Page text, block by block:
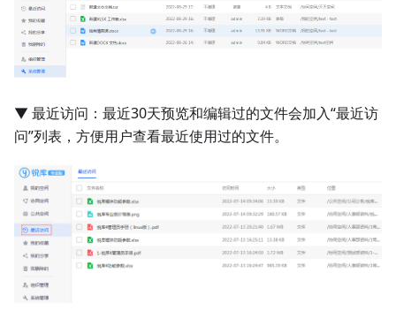
▼ 最近访问：最近30天预览和编辑过的文件会加入“最近访
问”列表，方便用户查看最近使用过的文件。